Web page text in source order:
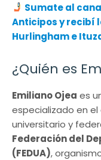
Sumate al
Anticiposy recibí
Hurlingham e
¿Quién es
Emiliano Ojea es
especializado en
universitario y
Federación del
(FEDUA),